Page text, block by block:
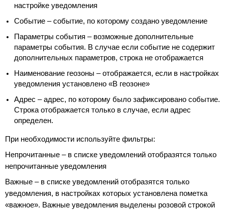
настройке уведомления
Событие – событие, по которому создано уведомление
Параметры события – возможные дополнительные
параметры события. В случае если событие не содержит
дополнительных параметров, строка не отображается
Наименование геозоны – отображается, если в настройках
уведомления установлено «В геозоне»
Адрес – адрес, по которому было зафиксировано событие.
Строка отображается только в случае, если адрес
определен.
При необходимости используйте фильтры:
Непрочитанные – в списке уведомлений отобразятся только
непрочитанные уведомления
Важные – в списке уведомлений отобразятся только
уведомления, в настройках которых установлена пометка
«важное». Важные уведомления выделены розовой строкой